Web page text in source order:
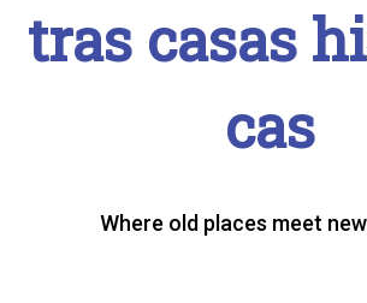
tras casas
cas
Where old places meet